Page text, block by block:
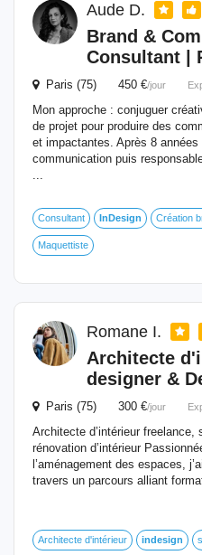
Aude D.
Brand &
Consultant |
Paris (75) 450 €/jour
Mon approche : conjuguer
de projet pour produire des
et impactantes. Après 8
communication puis
...
Consultant InDesign Création
Maquettiste
Romane I.
Architecte
designer &
Paris (75) 300 €/jour
Architecte d’intérieur freelance,
rénovation d’intérieur
l’aménagement des espaces,
travers un parcours alliant
Architecte d'intérieur indesign